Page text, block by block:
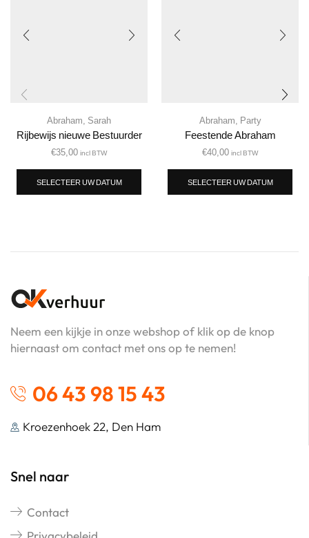
Abraham, Sarah
Rijbewijs nieuwe Bestuurder
€35,00 incl BTW
SELECTEER UW DATUM
Abraham, Party
Feestende Abraham
€40,00 incl BTW
SELECTEER UW DATUM
Neem een kijkje in onze webshop of klik op de knop
hiernaast om contact met ons op te nemen!
06 43 98 15 43
Kroezenhoek 22, Den Ham
Snel naar
Contact